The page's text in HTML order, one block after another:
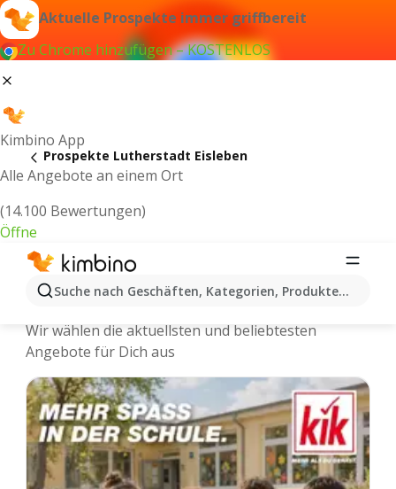
Aktuelle Prospekte immer griffbereit
Zu Chrome hinzufügen – KOSTENLOS
Kimbino App
Alle Angebote an einem Ort
(14.100 Bewertungen)
Öffne
Suche nach Geschäften, Kategorien, Produkten...
Prospekte Lutherstadt Eisleben
Lutherstadt Eisleben - Neuste
Wir wählen die aktuellsten und beliebtesten
Angebote für Dich aus